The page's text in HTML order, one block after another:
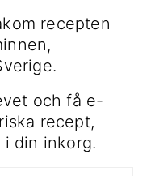
recepten
och få e-
recept,
din inkorg.